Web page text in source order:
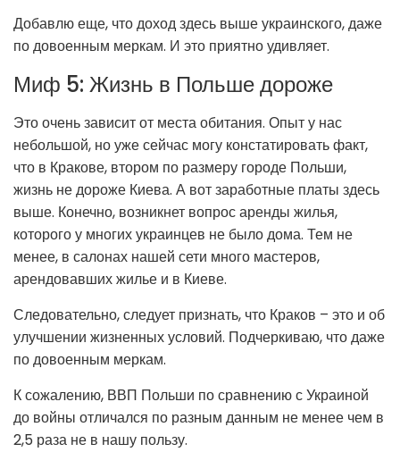
Добавлю еще, что доход здесь выше украинского, даже
по довоенным меркам. И это приятно удивляет.
Миф 5: Жизнь в Польше дороже
Это очень зависит от места обитания. Опыт у нас
небольшой, но уже сейчас могу констатировать факт,
что в Кракове, втором по размеру городе Польши,
жизнь не дороже Киева. А вот заработные платы здесь
выше. Конечно, возникнет вопрос аренды жилья,
которого у многих украинцев не было дома. Тем не
менее, в салонах нашей сети много мастеров,
арендовавших жилье и в Киеве.
Следовательно, следует признать, что Краков – это и об
улучшении жизненных условий. Подчеркиваю, что даже
по довоенным меркам.
К сожалению, ВВП Польши по сравнению с Украиной
до войны отличался по разным данным не менее чем в
2,5 раза не в нашу пользу.